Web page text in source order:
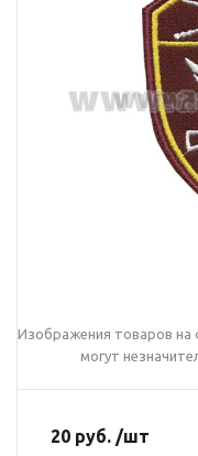
Изображения товаров на
могут
20 руб. /шт